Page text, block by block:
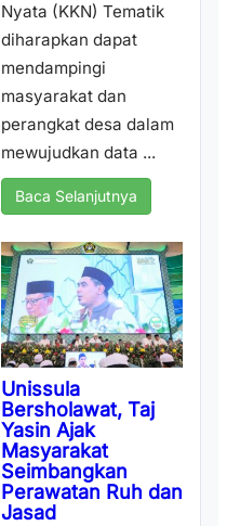
Nyata (KKN) Tematik
diharapkan dapat
mendampingi
masyarakat dan
perangkat desa dalam
mewujudkan data ...
Baca Selanjutnya
Unissula
Bersholawat, Taj
Yasin Ajak
Masyarakat
Seimbangkan
Perawatan Ruh dan
Jasad